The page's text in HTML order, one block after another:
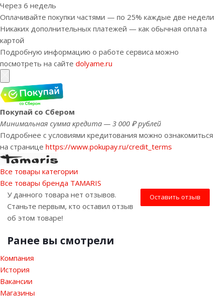
Через 6 недель
Оплачивайте покупки частями — по 25% каждые две недели
Никаких дополнительных платежей — как обычная оплата
картой
Подробную информацию о работе сервиса можно
посмотреть на сайте dolyame.ru
Покупай со Сбером
Минимальная сумма кредита — 3 000 ₽ рублей
Подробнее с условиями кредитования можно ознакомиться
на странице https://www.pokupay.ru/credit_terms
Все товары категории
Все товары бренда TAMARIS
Оставить отзыв
У данного товара нет отзывов.
Станьте первым, кто оставил отзыв
об этом товаре!
Ранее вы смотрели
Компания
История
Вакансии
Магазины